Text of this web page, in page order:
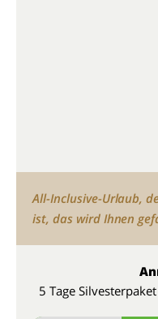
All-Inclusive-Urlaub,
ist, das wird Ihnen
5 Tage